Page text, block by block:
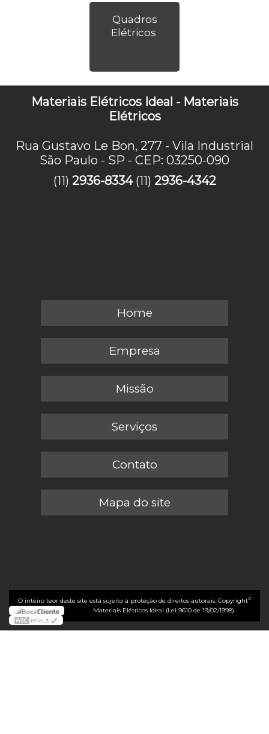
Quadros
Elétricos
Materiais Elétricos Ideal - Materiais
Elétricos
Rua Gustavo Le Bon, 277 - Vila Industrial
São Paulo - SP - CEP: 03250-090
(11) 2936-8334 (11) 2936-4342
Home
Empresa
Missão
Serviços
Contato
Mapa do site
O inteiro teor deste site está sujeito à proteção de direitos autorais. Copyright©
Materiais Elétricos Ideal (Lei 9610 de 19/02/1998)